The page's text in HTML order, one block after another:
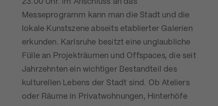
23.00 Uhr. Im Anschluss an das
Messeprogramm kann man die Stadt und die
lokale Kunstszene abseits etablierter Galerien
erkunden. Karlsruhe besitzt eine unglaubliche
Fülle an Projekträumen und Offspaces, die seit
Jahrzehnten ein wichtiger Bestandteil des
kulturellen Lebens der Stadt sind. Ob Ateliers
oder Räume in Privatwohnungen, Hinterhöfe